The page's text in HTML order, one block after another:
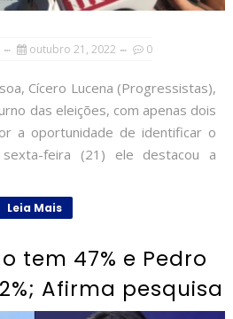
outubro 21, 2022 0
Cícero Lucena (Progressistas),
das eleições, com apenas dois
a oportunidade de identificar o
feira (21) ele destacou a
Leia Mais
tem 47% e Pedro
Afirma pesquisa